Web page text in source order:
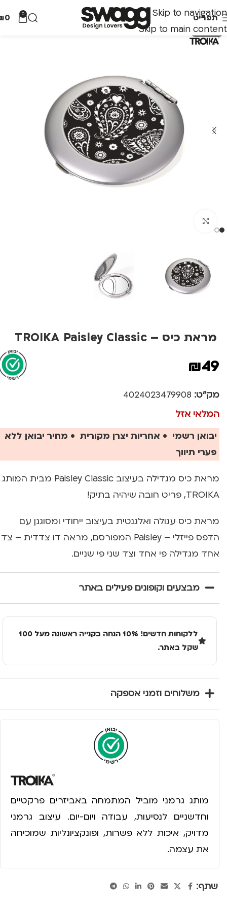
Skip to navigation
Skip to main content
תפריט 0
0
אזל מהמלאי
מראת כיס – TROIKA Paisley Classic
₪49
מק"ט: 4024023479908
המלאי אזל
יבואן רשמי • אחריות יצרן מקורית • מחיר יבואן ללא
פערי תיווך
מראת כיס מגדילה בעיצוב Paisley Classic מבית המותג
TROIKA, פריט חובה שיהיה בתיק!
מראת כיס עגולה ואלגנטית בעיצוב ייחודי ומסוגנן עם
הדפס פייזלי – Paisley המפורסם, מראה דו צדדית – צד
אחד מגדילה פי אחד וצד שני פי שניים.
מבצעים וקופונים פעילים באתר
ללקוחות חדשים! 10% הנחה בקנייה ראשונה מעל 100
שקל באתר.
משלוחים וזמני אספקה
מותג גרמני מוביל המתמחה באביזרים פרקטיים
וחדשניים לנסיעות, עבודה ויום-יום. עיצוב גרמני
מדויק, איכות ללא פשרות, ופונקציונליות שמוכיחה
את עצמה.
שתף: